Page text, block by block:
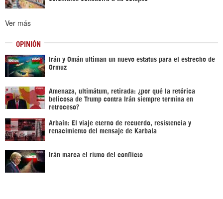
Ver más
OPINIÓN
Irán y Omán ultiman un nuevo estatus para el estrecho de
Ormuz
Amenaza, ultimátum, retirada: ¿por qué la retórica
belicosa de Trump contra Irán siempre termina en
retroceso?
Arbaín: El viaje eterno de recuerdo, resistencia y
renacimiento del mensaje de Karbala
Irán marca el ritmo del conflicto